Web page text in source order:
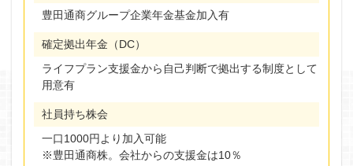
豊田通商グループ企業年金基金加入有
確定拠出年金（DC）
ライフプラン支援金から自己判断で拠出する制度として
用意有
社員持ち株会
一口1000円より加入可能
※豊田通商株。会社からの支援金は10％